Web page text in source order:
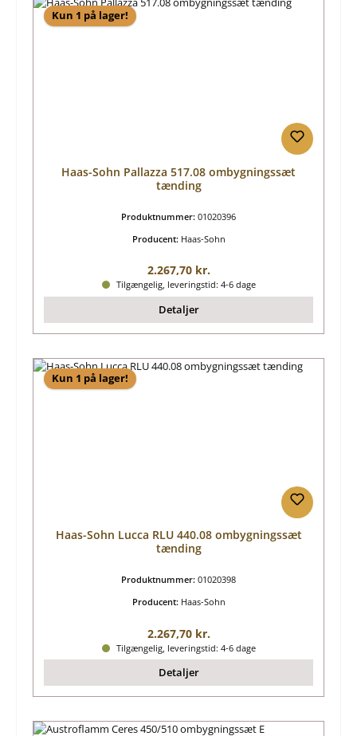
Kun 1 på lager!
Haas-Sohn Pallazza 517.08 ombygningssæt
tænding
Produktnummer: 01020396
Producent: Haas-Sohn
Almindelig pris:
2.267,70 kr.
Tilgængelig, leveringstid: 4-6 dage
Detaljer
Kun 1 på lager!
Haas-Sohn Lucca RLU 440.08 ombygningssæt
tænding
Produktnummer: 01020398
Producent: Haas-Sohn
Almindelig pris:
2.267,70 kr.
Tilgængelig, leveringstid: 4-6 dage
Detaljer